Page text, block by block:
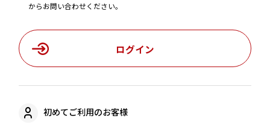
からお問い合わせください。
ログイン
初めてご利用のお客様